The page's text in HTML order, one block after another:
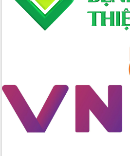
Triển khai đồng bộ đo đạc, lập hồ sơ
địa chính, hoàn thiện cơ sở dữ liệu đất
Đắk Lắk đẩy mạnh nuôi biển công
nghệ, hướng tới phát triển thủy sản
bền vững
Tập huấn nâng cao năng lực triển khai
chuyển đổi số cho cán bộ, công chức